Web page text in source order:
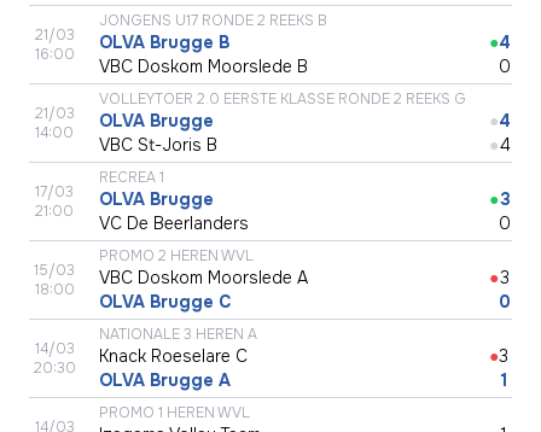
21/03
16:00
JONGENS U17 RONDE 2 REEKS B
OLVA Brugge B
VBC Doskom Moorslede B
●4
0
21/03
14:00
VOLLEYTOER 2.0 EERSTE KLASSE RONDE 2 REEKS G
OLVA Brugge
VBC St-Joris B
●
●
4
4
17/03
21:00
RECREA 1
OLVA Brugge
VC De Beerlanders
●3
0
15/03
18:00
PROMO 2 HEREN WVL
VBC Doskom Moorslede A
OLVA Brugge C
●3
0
14/03
20:30
NATIONALE 3 HEREN A
Knack Roeselare C
OLVA Brugge A
●3
1
14/03
PROMO 1 HEREN WVL